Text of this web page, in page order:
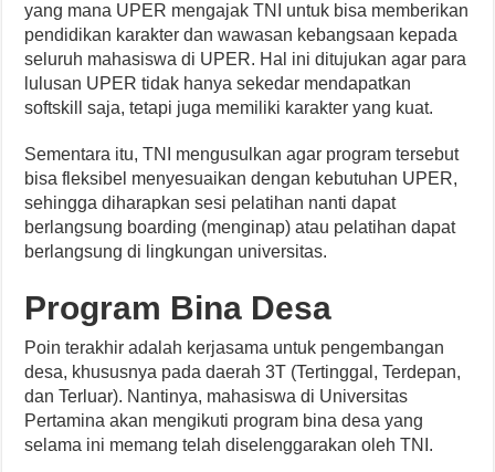
yang mana UPER mengajak TNI untuk bisa memberikan
pendidikan karakter dan wawasan kebangsaan kepada
seluruh mahasiswa di UPER. Hal ini ditujukan agar para
lulusan UPER tidak hanya sekedar mendapatkan
softskill saja, tetapi juga memiliki karakter yang kuat.
Sementara itu, TNI mengusulkan agar program tersebut
bisa fleksibel menyesuaikan dengan kebutuhan UPER,
sehingga diharapkan sesi pelatihan nanti dapat
berlangsung boarding (menginap) atau pelatihan dapat
berlangsung di lingkungan universitas.
Program Bina Desa
Poin terakhir adalah kerjasama untuk pengembangan
desa, khususnya pada daerah 3T (Tertinggal, Terdepan,
dan Terluar). Nantinya, mahasiswa di Universitas
Pertamina akan mengikuti program bina desa yang
selama ini memang telah diselenggarakan oleh TNI.